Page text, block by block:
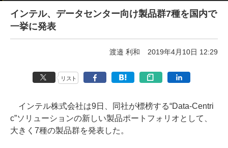
インテル、データセンター向け製品群7種を国内で
一挙に発表
渡邉 利和 2019年4月10日 12:29
リスト
インテル株式会社は9日、同社が標榜する“Data-Centri
c”ソリューションの新しい製品ポートフォリオとして、
大きく7種の製品群を発表した。